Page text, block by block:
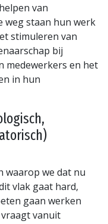
van
weg staan hun werk
stimuleren van
bij
medewerkers en het
in hun
waarop we dat nu
vlak gaat hard,
gaan werken
vanuit